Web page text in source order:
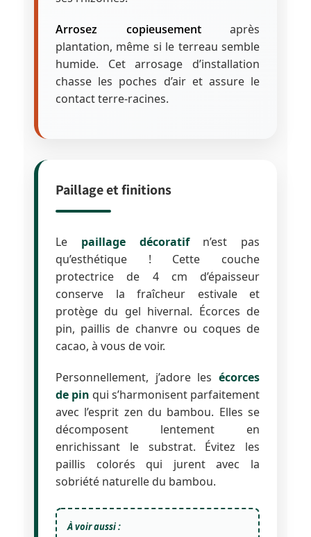
Arrosez copieusementaprès
plantation, même si le terreau semble
humide. Cet arrosage d’installation
chasse les poches d’air et assure le
contact terre-racines.
Paillage et finitions
Le paillage décoratifn’est pas
qu’esthétique ! Cette couche
protectrice de 4 cm d’épaisseur
conserve la fraîcheur estivale et
protège du gel hivernal. Écorces de
pin, paillis de chanvre ou coques de
cacao, à vous de voir.
Personnellement, j’adore les écorces
de pin qui s’harmonisent parfaitement
avec l’esprit zen du bambou. Elles se
décomposent lentement en
enrichissant le substrat. Évitez les
paillis colorés qui jurent avec la
sobriété naturelle du bambou.
À voir aussi :